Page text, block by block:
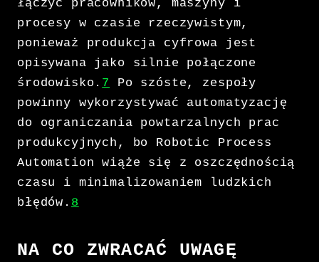
łączyć pracowników, maszyny i
procesy w czasie rzeczywistym,
ponieważ produkcja cyfrowa jest
opisywana jako silnie połączone
środowisko. 7
Po szóste, zespoły
powinny wykorzystywać automatyzację
do ograniczania powtarzalnych prac
produkcyjnych, bo Robotic Process
Automation wiąże się z oszczędnością
czasu i minimalizowaniem ludzkich
błędów. 8
NA CO ZWRACAĆ UWAGĘ